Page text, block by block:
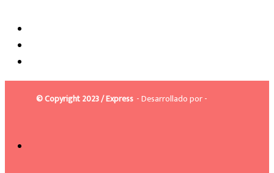
© Copyright 2023 / Express - Desarrollado por -